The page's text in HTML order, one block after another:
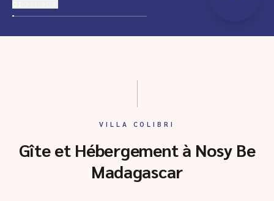
VILLA COLIBRI
Gîte et Hébergement à Nosy Be
Madagascar